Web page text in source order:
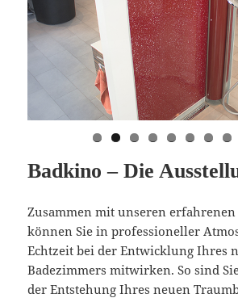
Badkino – Die
Zusammen mit unseren erfahrenen
können Sie in professioneller
Echtzeit bei der Entwicklung Ihres
Badezimmers mitwirken. So sind
der Entstehung Ihres neuen